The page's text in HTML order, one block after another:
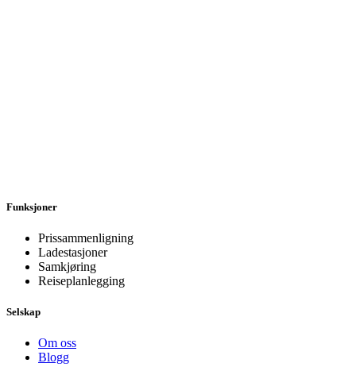
Funksjoner
Prissammenligning
Ladestasjoner
Samkjøring
Reiseplanlegging
Selskap
Om oss
Blogg